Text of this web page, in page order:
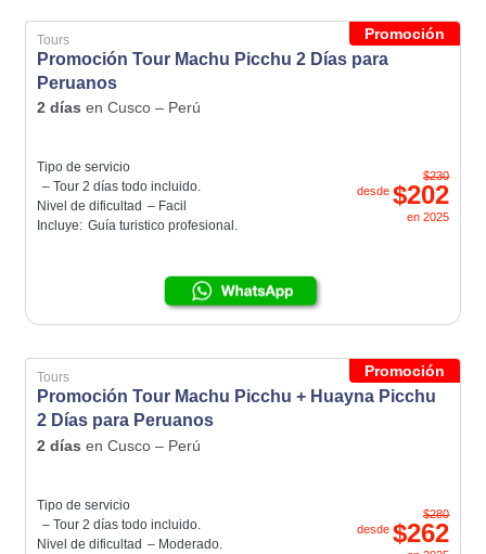
Promoción
Tours
Promoción Tour Machu Picchu 2 Días para
Peruanos
2 días en Cusco – Perú
Tipo de servicio
– Tour 2 días todo incluido.
Nivel de dificultad – Facil
Incluye: Guía turistico profesional.
$230
desde $202
en2025
Promoción
Tours
Promoción Tour Machu Picchu + Huayna Picchu
2 Días para Peruanos
2 días en Cusco – Perú
Tipo de servicio
– Tour 2 días todo incluido.
Nivel de dificultad – Moderado.
$280
desde $262